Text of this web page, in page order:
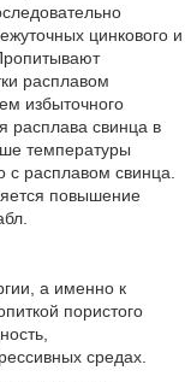
цинкового и
расплавом
избыточного
расплава свинца в
температуры
с расплавом свинца.
повышение
а именно к
пористого
средах.